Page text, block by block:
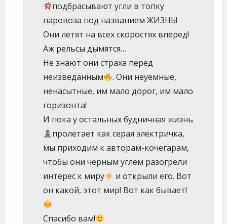
подбрасывают угли в топку
паровоза под названием ЖИЗНЬ!
Они летят на всех скоростях вперед!
Аж рельсы дымятся…
Не знают они страха перед
неизведанным
. Они неуёмные,
ненасытные, им мало дорог, им мало
горизонта!
И пока у остальных будничная жизнь
пролетает как серая электричка,
мы приходим к авторам-кочегарам,
чтобы они черным углем разогрели
интерес к миру
и открыли его. Вот
он какой, этот мир! Вот как бывает!
Спасибо вам!